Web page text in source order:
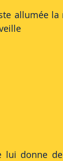
allumée la
lui donne